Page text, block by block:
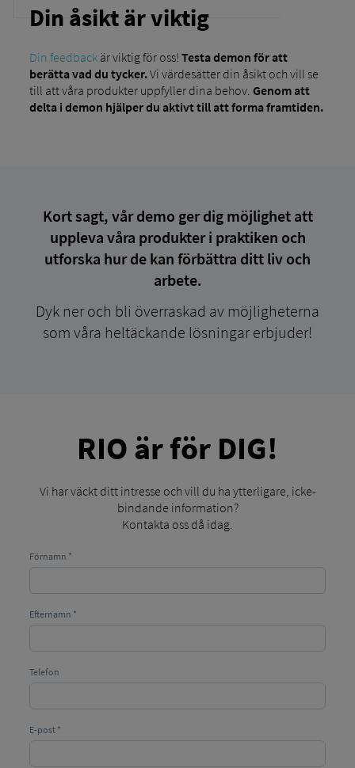
Din åsikt är viktig
Din feedbackär viktig för oss! Testa demon för att
berätta vad du tycker.Vi värdesätter din åsikt och vill se
till att våra produkter uppfyller dina behov. Genom att
delta i demon hjälper du aktivt till att forma framtiden.
Kort sagt, vår demo ger dig möjlighet att
uppleva våra produkter i praktiken och
utforska hur de kan förbättra ditt liv och
arbete.
Dyk ner och bli överraskad av möjligheterna
som våra heltäckande lösningar erbjuder!
RIO är för DIG!
Vi har väckt ditt intresse och vill du ha ytterligare, icke-
bindande information?
Kontakta oss då idag.